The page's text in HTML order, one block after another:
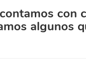
con
algunos